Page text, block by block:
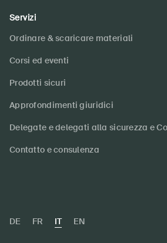
Servizi
Ordinare & scaricare materiali
Corsi ed eventi
Prodotti sicuri
Approfondimenti giuridici
Delegate e delegati alla sicurezza e
Contatto e consulenza
DE FR IT EN